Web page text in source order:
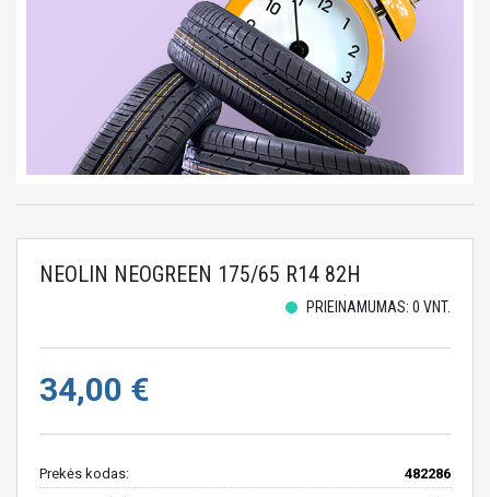
NEOLIN NEOGREEN 175/65 R14 82H
PRIEINAMUMAS: 0 VNT.
34,00 €
Prekės kodas: 482286